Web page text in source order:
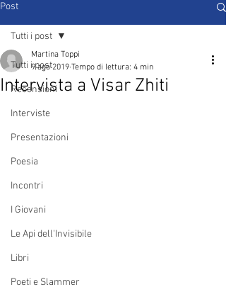
Post
Tutti i post
Recensioni
Interviste
Presentazioni
Poesia
Incontri
I Giovani
Le Api dell'Invisibile
Libri
Poeti e Slammer
Tutti i post
Intervista a Visar Zhiti
Martina Toppi
9 ago 2019 Tempo di lettura: 4 min